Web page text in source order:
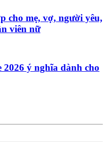
cho mẹ, vợ, người yêu,
viên nữ
ý nghĩa dành cho